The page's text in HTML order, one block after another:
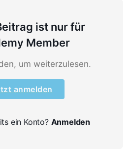
ist nur für
Member
um weiterzulesen.
anmelden
ein Konto? Anmelden